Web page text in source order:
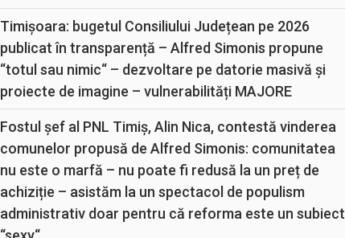
Timișoara: bugetul Consiliului Județean pe 2026
publicat în transparență – Alfred Simonis propune
“totul sau nimic“ – dezvoltare pe datorie masivă și
proiecte de imagine – vulnerabilități MAJORE
Fostul șef al PNL Timiș, Alin Nica, contestă vinderea
comunelor propusă de Alfred Simonis: comunitatea
nu este o marfă – nu poate fi redusă la un preț de
achiziție – asistăm la un spectacol de populism
administrativ doar pentru că reforma este un subiect